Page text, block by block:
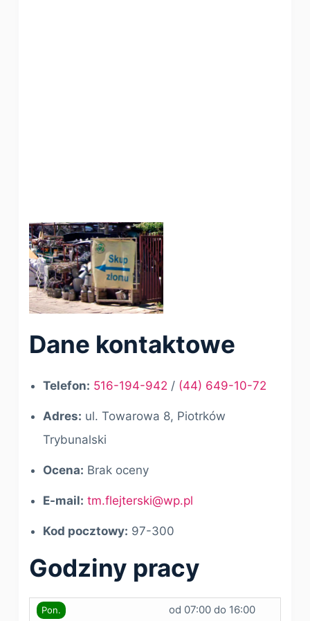
Dane kontaktowe
Telefon: 516-194-942 / (44) 649-10-72
Adres: ul. Towarowa 8, Piotrków
Trybunalski
Ocena: Brak oceny
E-mail: tm.flejterski@wp.pl
Kod pocztowy: 97-300
Godziny pracy
Pon. od 07:00 do 16:00